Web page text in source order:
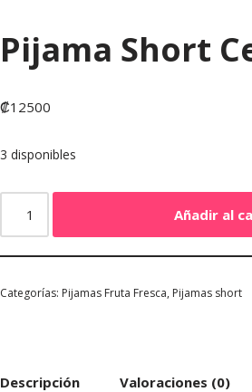
Pijama Short
₡12500
3 disponibles
Añadir al
Categorías: Pijamas Fruta Fresca, Pijamas short
Descripción Valoraciones (0)